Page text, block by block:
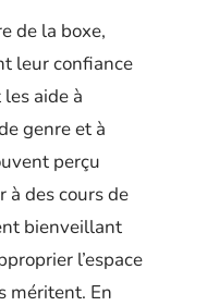
de la boxe,
leur confiance
aide à
genre et à
perçu
à des cours de
bienveillant
l’espace
méritent. En